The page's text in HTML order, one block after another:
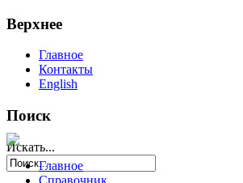
Верхнее
Главное
Контакты
English
Поиск
Искать...
Главное